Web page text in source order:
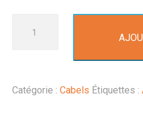
E2435
Catégorie :Cabels Étiquettes :